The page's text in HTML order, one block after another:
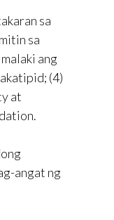
sa
sa
ang
(4)
at
angat ng